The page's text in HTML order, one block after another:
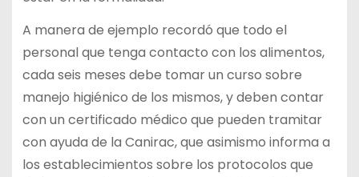
A manera de ejemplo recordó que todo el
personal que tenga contacto con los alimentos,
cada seis meses debe tomar un curso sobre
manejo higiénico de los mismos, y deben contar
con un certificado médico que pueden tramitar
con ayuda de la Canirac, que asimismo informa a
los establecimientos sobre los protocolos que